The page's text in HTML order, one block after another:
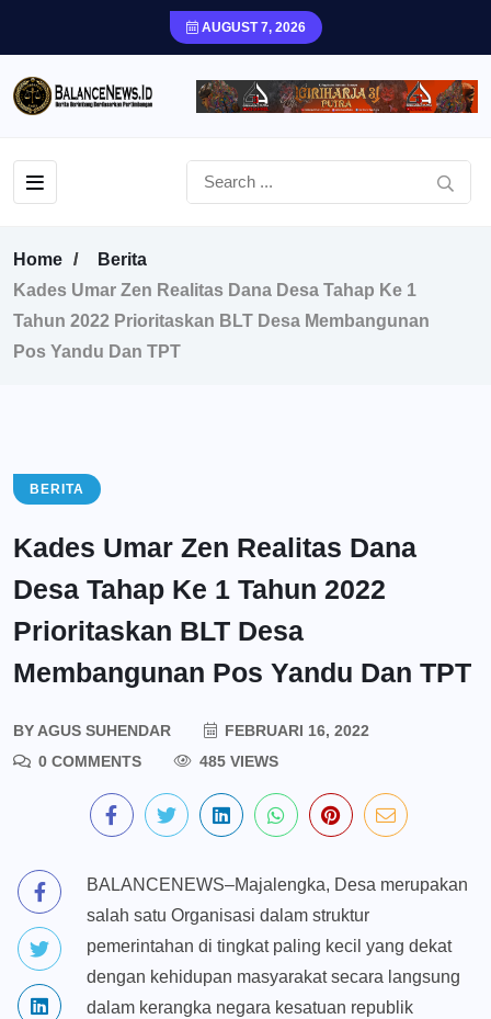
AUGUST 7, 2026
Home
Berita
Kades Umar Zen Realitas Dana Desa Tahap Ke 1
Tahun 2022 Prioritaskan BLT Desa Membangunan
Pos Yandu Dan TPT
BERITA
Kades Umar Zen Realitas Dana
Desa Tahap Ke 1 Tahun 2022
Prioritaskan BLT Desa
Membangunan Pos Yandu Dan TPT
BYAGUS SUHENDAR
FEBRUARI 16, 2022
0 COMMENTS
485 VIEWS
BALANCENEWS–Majalengka, Desa merupakan
salah satu Organisasi dalam struktur
pemerintahan di tingkat paling kecil yang dekat
dengan kehidupan masyarakat secara langsung
dalam kerangka negara kesatuan republik